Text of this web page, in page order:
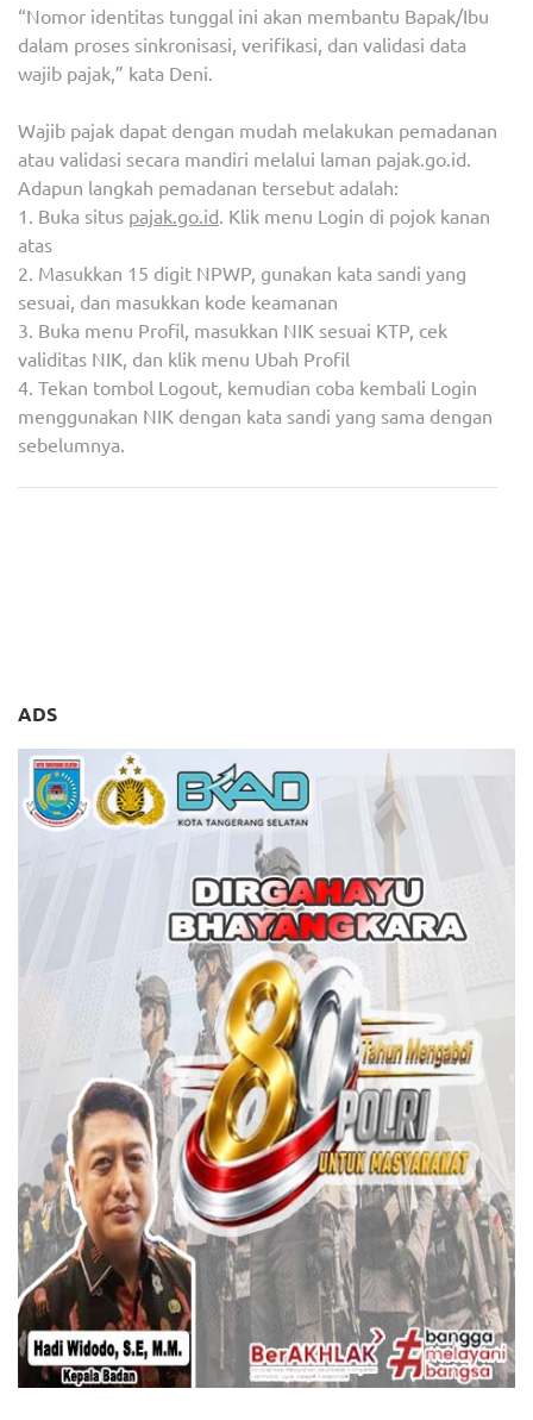
“Nomor identitas tunggal ini akan membantu Bapak/Ibu
dalam proses sinkronisasi, verifikasi, dan validasi data
wajib pajak,” kata Deni.
Wajib pajak dapat dengan mudah melakukan pemadanan
atau validasi secara mandiri melalui laman pajak.go.id.
Adapun langkah pemadanan tersebut adalah:
1. Buka situs pajak.go.id. Klik menu Login di pojok kanan
atas
2. Masukkan 15 digit NPWP, gunakan kata sandi yang
sesuai, dan masukkan kode keamanan
3. Buka menu Profil, masukkan NIK sesuai KTP, cek
validitas NIK, dan klik menu Ubah Profil
4. Tekan tombol Logout, kemudian coba kembali Login
menggunakan NIK dengan kata sandi yang sama dengan
sebelumnya.
ADS